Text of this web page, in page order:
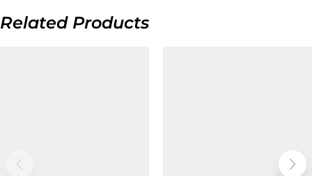
Related Products